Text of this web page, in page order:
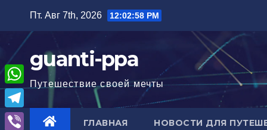
содержимому
Пт. Авг 7th, 2026 12:02:59 PM
guanti-ppa
Путешествие своей мечты
ГЛАВНАЯ НОВОСТИ ДЛЯ
W
h
T